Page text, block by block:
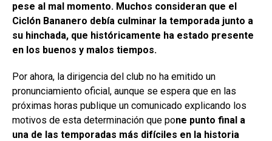
pese al mal momento. Muchos consideran que el
Ciclón Bananero debía culminar la temporada junto a
su hinchada, que históricamente ha estado presente
en los buenos y malos tiempos.
Por ahora, la dirigencia del club no ha emitido un
pronunciamiento oficial, aunque se espera que en las
próximas horas publique un comunicado explicando los
motivos de esta determinación que pone punto final a
una de las temporadas más difíciles en la historia